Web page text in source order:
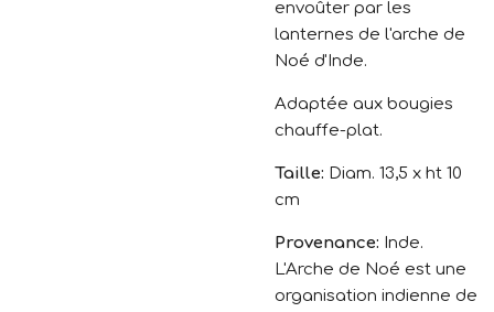
envoûter par les
lanternes de l'arche de
Noé d'Inde.
Adaptée aux bougies
chauffe-plat.
Taille: Diam. 13,5 x ht 10
cm
Provenance: Inde.
L'Arche de Noé est une
organisation indienne de